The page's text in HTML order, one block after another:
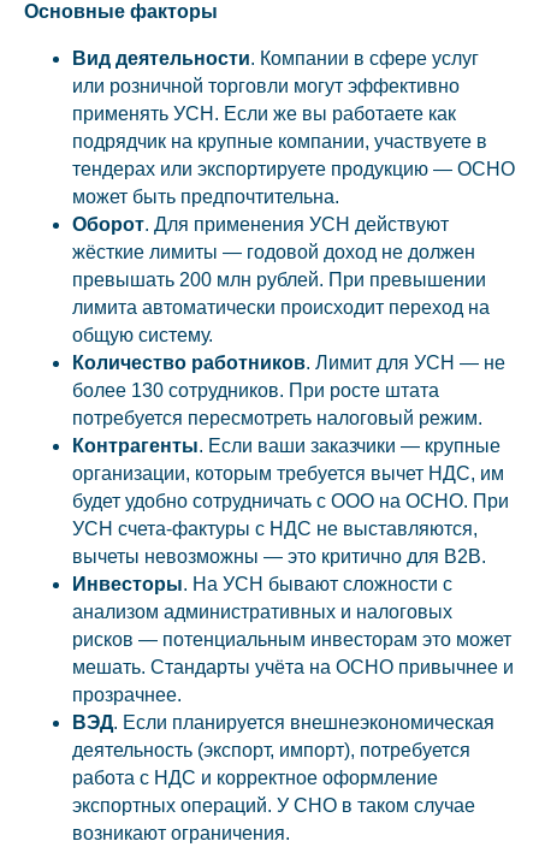
Основные факторы
Вид деятельности. Компании в сфере услуг
или розничной торговли могут эффективно
применять УСН. Если же вы работаете как
подрядчик на крупные компании, участвуете в
тендерах или экспортируете продукцию — ОСНО
может быть предпочтительна.
Оборот. Для применения УСН действуют
жёсткие лимиты — годовой доход не должен
превышать 200 млн рублей. При превышении
лимита автоматически происходит переход на
общую систему.
Количество работников. Лимит для УСН — не
более 130 сотрудников. При росте штата
потребуется пересмотреть налоговый режим.
Контрагенты. Если ваши заказчики — крупные
организации, которым требуется вычет НДС, им
будет удобно сотрудничать с ООО на ОСНО. При
УСН счета-фактуры с НДС не выставляются,
вычеты невозможны — это критично для B2B.
Инвесторы. На УСН бывают сложности с
анализом административных и налоговых
рисков — потенциальным инвесторам это может
мешать. Стандарты учёта на ОСНО привычнее и
прозрачнее.
ВЭД. Если планируется внешнеэкономическая
деятельность (экспорт, импорт), потребуется
работа с НДС и корректное оформление
экспортных операций. У СНО в таком случае
возникают ограничения.